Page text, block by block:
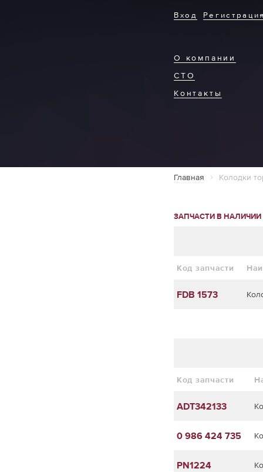
О компании
СТО
Контакты
Вход
Главная Колодки
ЗАПЧАСТИ В НАЛИЧИИ
Код запчасти
FDB 1573
Код запчасти
ADT342133
0 986 424 735
PN1224